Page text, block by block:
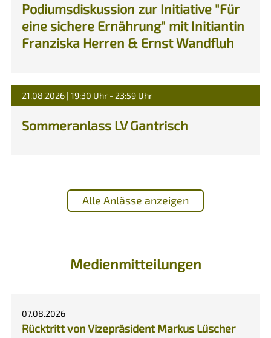
Podiumsdiskussion zur Initiative "Für
eine sichere Ernährung" mit Initiantin
Franziska Herren & Ernst Wandfluh
21.08.2026 | 19:30 Uhr - 23:59 Uhr
Sommeranlass LV Gantrisch
Alle Anlässe anzeigen
Medienmitteilungen
07.08.2026
Rücktritt von Vizepräsident Markus Lüscher